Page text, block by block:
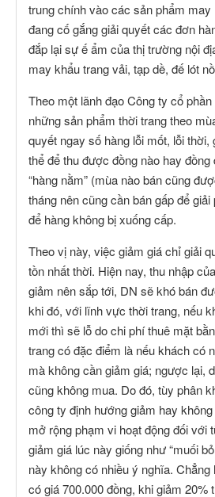
trung chính vào các sản phẩm
đang cố gắng giải quyết các đơn
đắp lại sự ế ẩm của thị trường nội
may khẩu trang vải, tạp dề, đế lót
Theo một lãnh đạo Công ty cổ
những sản phẩm thời trang theo
quyết ngay số hàng lỗi mốt, lỗi
thể để thu được đồng nào hay
“hàng nằm” (mùa nào bán cũng
tháng nên cũng cần bán gấp để
để hàng không bị xuống cấp.
Theo vị này, việc giảm giá chỉ giải
tồn nhất thời. Hiện nay, thu nhập
giảm nên sắp tới, DN sẽ khó bán
khi đó, với lĩnh vực thời trang, nếu
mới thì sẽ lỗ do chi phí thuê mặt
trang có đặc điểm là nếu khách có
mà không cần giảm giá; ngược lại,
cũng không mua. Do đó, tùy phân
công ty định hướng giảm hay
mở rộng phạm vi hoạt động đối với
giảm giá lúc này giống như “muối
này không có nhiều ý nghĩa.
có giá 700.000 đồng, khi giảm 20%